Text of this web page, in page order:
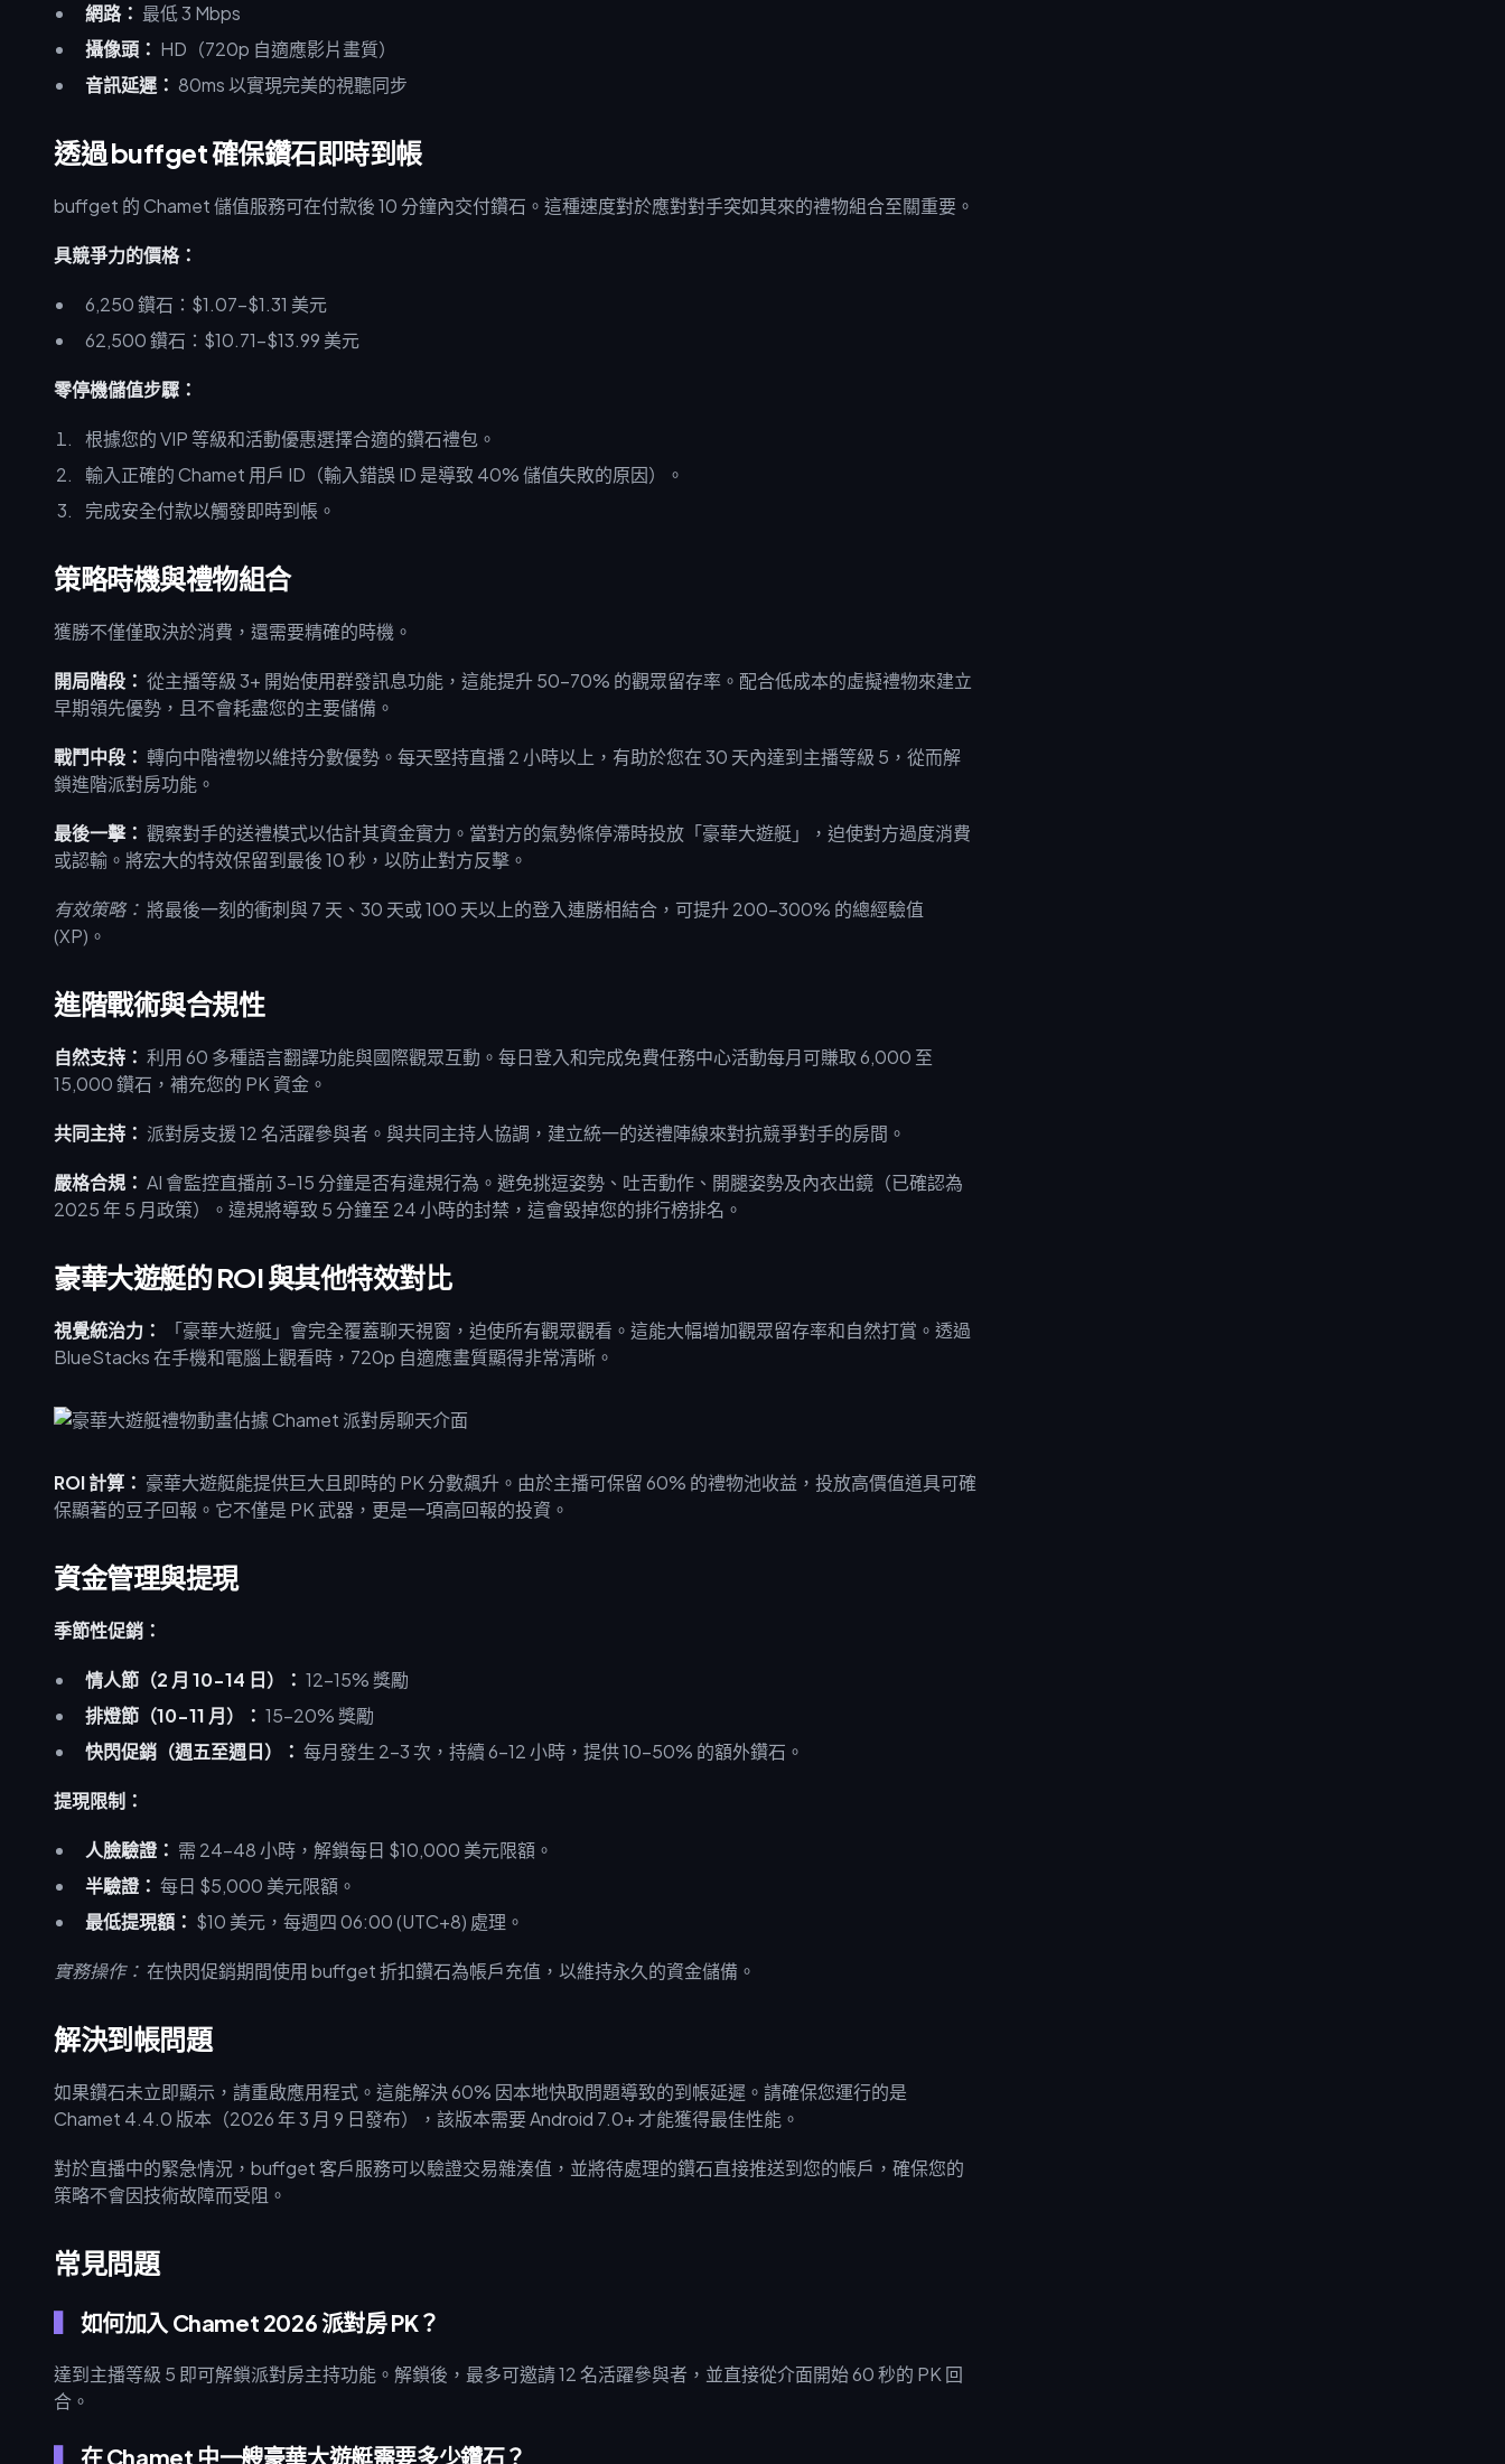
網路： 最低 3 Mbps
攝像頭： HD（720p 自適應影片畫質）
音訊延遲： 80ms 以實現完美的視聽同步
透過 buffget 確保鑽石即時到帳
buffget 的 Chamet 儲值服務可在付款後 10 分鐘內交付鑽石。這種速度對於應對對手突如其來的禮物組合至關重要。
具競爭力的價格：
6,250 鑽石：$1.07-$1.31 美元
62,500 鑽石：$10.71-$13.99 美元
零停機儲值步驟：
根據您的 VIP 等級和活動優惠選擇合適的鑽石禮包。
輸入正確的 Chamet 用戶 ID（輸入錯誤 ID 是導致 40% 儲值失敗的原因）。
完成安全付款以觸發即時到帳。
策略時機與禮物組合
獲勝不僅僅取決於消費，還需要精確的時機。
開局階段： 從主播等級 3+ 開始使用群發訊息功能，這能提升 50-70% 的觀眾留存率。配合低成本的虛擬禮物來建立
早期領先優勢，且不會耗盡您的主要儲備。
戰鬥中段： 轉向中階禮物以維持分數優勢。每天堅持直播 2 小時以上，有助於您在 30 天內達到主播等級 5，從而解
鎖進階派對房功能。
最後一擊： 觀察對手的送禮模式以估計其資金實力。當對方的氣勢條停滯時投放「豪華大遊艇」，迫使對方過度消費
或認輸。將宏大的特效保留到最後 10 秒，以防止對方反擊。
有效策略： 將最後一刻的衝刺與 7 天、30 天或 100 天以上的登入連勝相結合，可提升 200-300% 的總經驗值
(XP)。
進階戰術與合規性
自然支持： 利用 60 多種語言翻譯功能與國際觀眾互動。每日登入和完成免費任務中心活動每月可賺取 6,000 至
15,000 鑽石，補充您的 PK 資金。
共同主持： 派對房支援 12 名活躍參與者。與共同主持人協調，建立統一的送禮陣線來對抗競爭對手的房間。
嚴格合規： AI 會監控直播前 3-15 分鐘是否有違規行為。避免挑逗姿勢、吐舌動作、開腿姿勢及內衣出鏡（已確認為
2025 年 5 月政策）。違規將導致 5 分鐘至 24 小時的封禁，這會毀掉您的排行榜排名。
豪華大遊艇的 ROI 與其他特效對比
視覺統治力：
「豪華大遊艇」會完全覆蓋聊天視窗，迫使所有觀眾觀看。這能大幅增加觀眾留存率和自然打賞。透過
BlueStacks 在手機和電腦上觀看時，720p 自適應畫質顯得非常清晰。
ROI 計算： 豪華大遊艇能提供巨大且即時的 PK 分數飆升。由於主播可保留 60% 的禮物池收益，投放高價值道具可確
保顯著的豆子回報。它不僅是 PK 武器，更是一項高回報的投資。
資金管理與提現
季節性促銷：
情人節（2 月 10-14 日）： 12-15% 獎勵
排燈節（10-11 月）： 15-20% 獎勵
快閃促銷（週五至週日）： 每月發生 2-3 次，持續 6-12 小時，提供 10-50% 的額外鑽石。
提現限制：
人臉驗證： 需 24-48 小時，解鎖每日 $10,000 美元限額。
半驗證： 每日 $5,000 美元限額。
最低提現額： $10 美元，每週四 06:00 (UTC+8) 處理。
實務操作： 在快閃促銷期間使用 buffget 折扣鑽石為帳戶充值，以維持永久的資金儲備。
解決到帳問題
如果鑽石未立即顯示，請重啟應用程式。這能解決 60% 因本地快取問題導致的到帳延遲。請確保您運行的是
Chamet 4.4.0 版本（2026 年 3 月 9 日發布），該版本需要 Android 7.0+ 才能獲得最佳性能。
對於直播中的緊急情況，buffget 客戶服務可以驗證交易雜湊值，並將待處理的鑽石直接推送到您的帳戶，確保您的
策略不會因技術故障而受阻。
常見問題
如何加入 Chamet 2026 派對房 PK？
達到主播等級 5 即可解鎖派對房主持功能。解鎖後，最多可邀請 12 名活躍參與者，並直接從介面開始 60 秒的 PK 回
合。
在 Chamet 中一艘豪華大遊艇需要多少鑽石？